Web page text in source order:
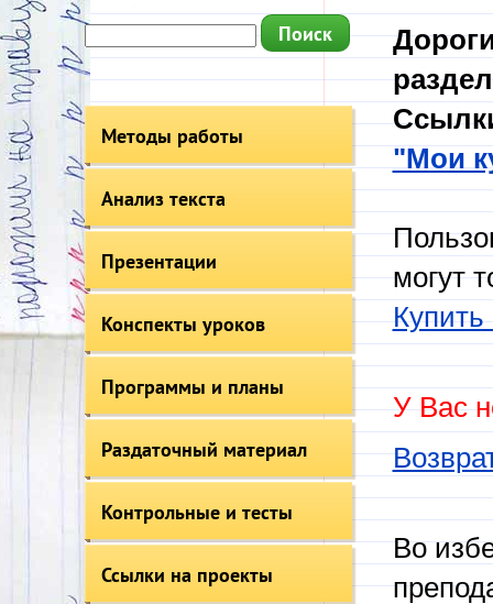
Методы работы
Анализ текста
Презентации
Конспекты уроков
Программы и планы
Раздаточный материал
Контрольные и тесты
Ссылки на проекты
"Мои
могут
Купить
У Вас
Во